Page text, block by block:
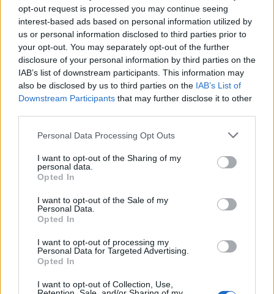
opt-out request is processed you may continue seeing
interest-based ads based on personal information utilized by
us or personal information disclosed to third parties prior to
your opt-out. You may separately opt-out of the further
disclosure of your personal information by third parties on the
IAB’s list of downstream participants. This information may
also be disclosed by us to third parties on the IAB’s List of
Downstream Participants that may further disclose it to other
Personal Data Processing Opt Outs
I want to opt-out of the Sharing of my
personal data.
Opted In
I want to opt-out of the Sale of my
Personal Data.
Opted In
I want to opt-out of processing my
Personal Data for Targeted Advertising.
Opted In
I want to opt-out of Collection, Use,
Η μεταμόρφωση του CISO για τις
ανάγκες του σήμερα
Ο σύγχρονος CISO δεν επιλέγει προϊόντα.
Επιλέγει οικοσυστήματα.
Η Εξέλιξη του CISO σε Επιχειρησιακό
Ηγέτη
“Become a CISO”, they said…
Ο Σύγχρονος CISO: Από Τεχνικός
ΑΡΧΕΙΟ ΠΕΡΙΟΔΙΚΩΝ